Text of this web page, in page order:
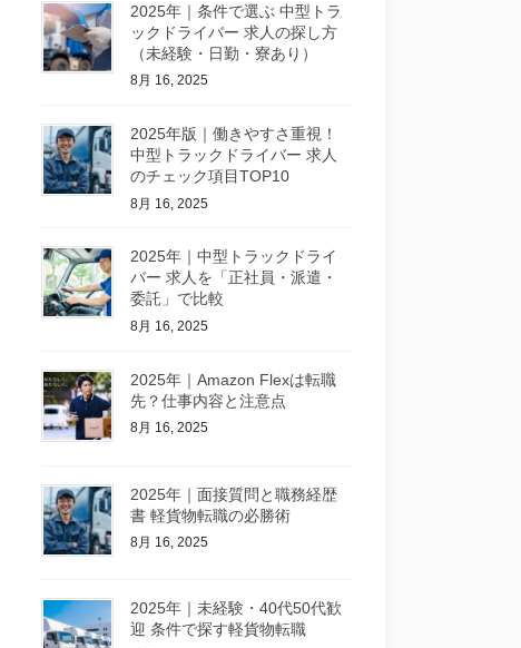
2025年｜条件で選ぶ 中型トラ
ックドライバー 求人の探し方
（未経験・日勤・寮あり）
8月 16, 2025
2025年版｜働きやすさ重視！
中型トラックドライバー 求人
のチェック項目TOP10
8月 16, 2025
2025年｜中型トラックドライ
バー 求人を「正社員・派遣・
委託」で比較
8月 16, 2025
2025年｜Amazon Flexは転職
先？仕事内容と注意点
8月 16, 2025
2025年｜面接質問と職務経歴
書 軽貨物転職の必勝術
8月 16, 2025
2025年｜未経験・40代50代歓
迎 条件で探す軽貨物転職